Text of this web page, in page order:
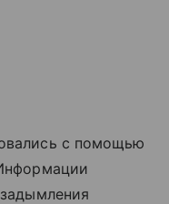
с помощью